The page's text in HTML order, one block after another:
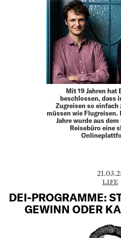
Mit 19 Jahren hat
beschlossen, dass
Zugreisen so einfach
müssen wie Flugreisen.
Jahre wurde aus
Reisebüro eine
LIFE
DEI-PROGRAMME:
GEWINN ODER